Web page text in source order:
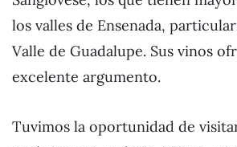
los valles de Ensenada,
Valle de Guadalupe. Sus vinos
excelente argumento.
Tuvimos la oportunidad de